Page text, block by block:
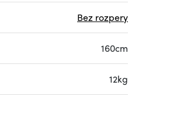
Bez rozpery
160cm
12kg